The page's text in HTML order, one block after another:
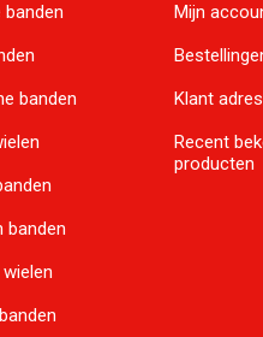
banden
banden
banden
Mijn
Klant
Recent
producten